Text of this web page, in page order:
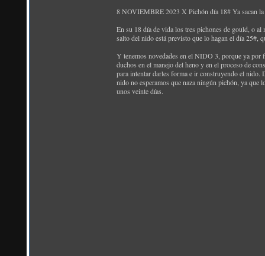
8 NOVIEMBRE 2023 X Pichón día 18# Ya sacan
En su 18 día de vida los tres pichones de gould, o al
salto del nido está previsto que lo hagan el día 25#,
Y tenemos novedades en el NIDO 3, porque ya por
duchos en el manejo del heno y en el proceso de
para intentar darles forma e ir construyendo el nido.
nido no esperamos que naza ningún pichón, ya que
unos veinte días.